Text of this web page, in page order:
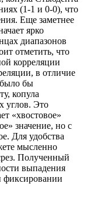
(1-1 и 0-0), что
Еще заметнее
ярко
диапазонов
отметить, что
корреляции
в отличие
было бы
копула
углов. Это
«хвостовое»
значение, но с
Для удобства
мысленно
Полученный
выпадения
фиксировании